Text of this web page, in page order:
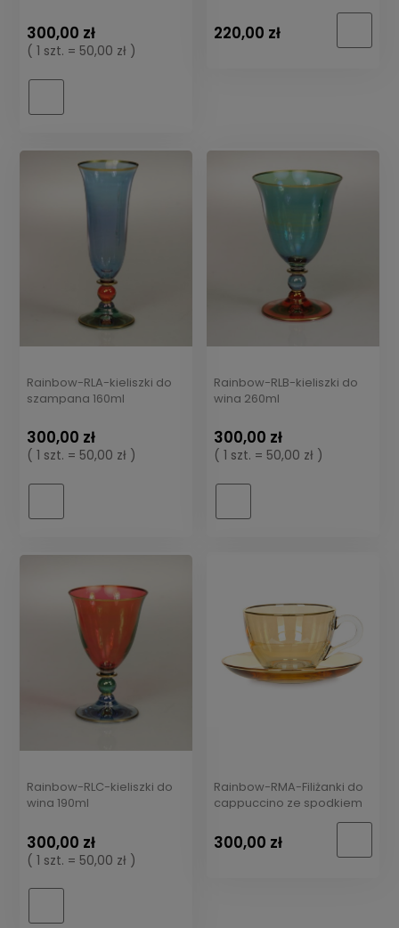
300,00 zł
( 1 szt. = 50,00 zł )
220,00 zł
Rainbow-RLA-kieliszki do
szampana 160ml
300,00 zł
( 1 szt. = 50,00 zł )
Rainbow-RLB-kieliszki do
wina 260ml
300,00 zł
( 1 szt. = 50,00 zł )
Rainbow-RLC-kieliszki do
wina 190ml
300,00 zł
( 1 szt. = 50,00 zł )
Rainbow-RMA-Filiżanki do
cappuccino ze spodkiem
300,00 zł